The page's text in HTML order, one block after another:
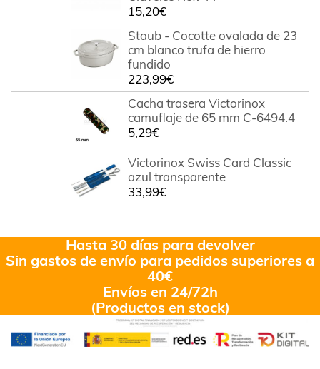
15,20€
Staub - Cocotte ovalada de 23
cm blanco trufa de hierro
fundido
223,99€
Cacha trasera Victorinox
camuflaje de 65 mm C-6494.4
5,29€
Victorinox Swiss Card Classic
azul transparente
33,99€
Hasta 30 días para devolver
Sin gastos de envío para pedidos superiores a
40€
Envíos en 24/72h
(Productos en stock)